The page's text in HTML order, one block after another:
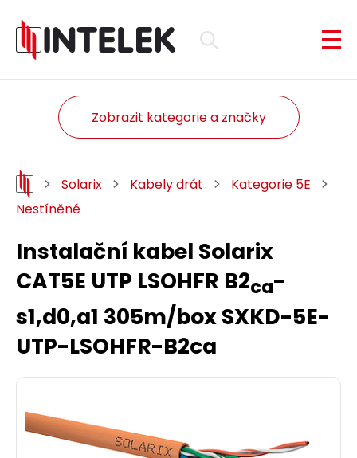
Zobrazit kategorie a značky
Solarix Kabely drát
Kategorie 5E
Nestíněné
Instalační kabel Solarix
CAT5E UTP LSOHFR B2ca-
s1,d0,a1 305m/box SXKD-5E-
UTP-LSOHFR-B2ca